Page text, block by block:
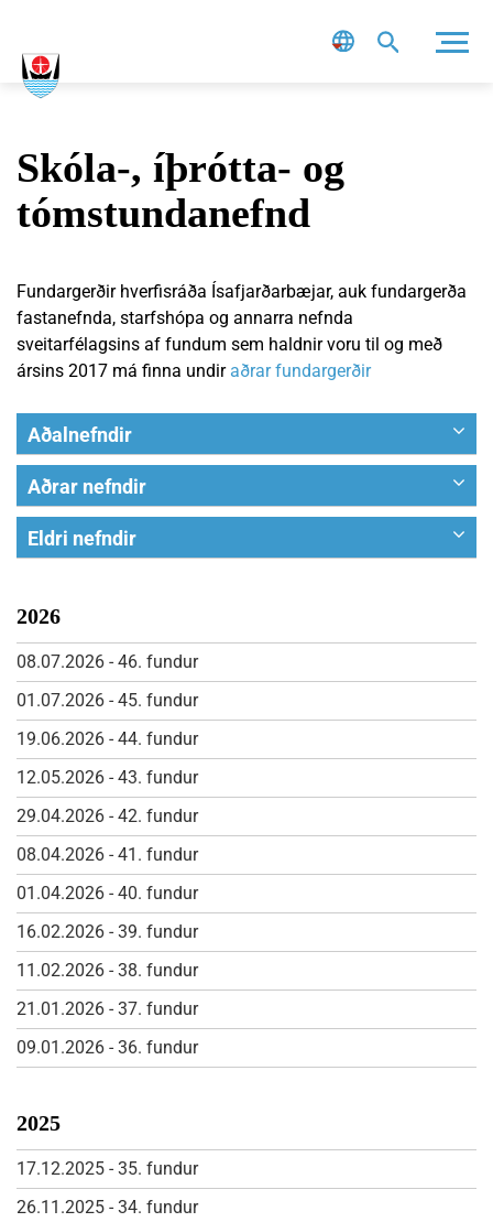
Skóla-, íþrótta- og
tómstundanefnd
Fundargerðir hverfisráða Ísafjarðarbæjar, auk fundargerða
fastanefnda, starfshópa og annarra nefnda
sveitarfélagsins af fundum sem haldnir voru til og með
ársins 2017 má finna undir aðrar fundargerðir
Aðalnefndir
Bæjarráð
Bæjarstjórn
Fjallskilanefnd
Súðavíkurhrepps
Skipulags- og mannvirkjanefnd
Skóla-, íþrótta- og tómstundanefnd
Umhverfis- og framkvæmdanefnd
Velferðarnefnd
Aðrar nefndir
Afgreiðslufundir byggingarfulltrúa
Framkvæmdaráð Velferðarþjónustu Vestfjarða
Nefnd um byggingu slökkvistöðvar í Skutulsfirði
Nefnd um framtíðarhúsnæði leik- og grunnskóla í
Skutulsfirði
Notendaráð fatlaðs fólks á Vestfjörðum
Ungmennaráð Ísafjarðarbæjar
Öldungaráð
Eldri nefndir
Barnaverndarnefnd á norðanverðum Vestfjörðum
Fræðslunefnd
Hátíðarnefnd
Íþrótta- og tómstundanefnd
Nefnd um byggingu fjölnota knattspyrnuhúss
Nefnd um íbúalýðræði og virkari stjórnsýslu
Starfshópur um framtíðarskipan komu
skemmtiferðaskipa
Starfshópur um framtíðarskipulag íþróttamannvirkja
á Torfnesi
Starfshópur um málefni leikskóla
Starfshópur um skipulag útivistarsvæða í Tungudal
og Seljalandsdal
Starfshópur vegna frumvarps til laga um
samþættingu þjónustu í þágu farsældar barna
2026
08.07.2026 - 46. fundur
01.07.2026 - 45. fundur
19.06.2026 - 44. fundur
12.05.2026 - 43. fundur
29.04.2026 - 42. fundur
08.04.2026 - 41. fundur
01.04.2026 - 40. fundur
16.02.2026 - 39. fundur
11.02.2026 - 38. fundur
21.01.2026 - 37. fundur
09.01.2026 - 36. fundur
2025
17.12.2025 - 35. fundur
26.11.2025 - 34. fundur